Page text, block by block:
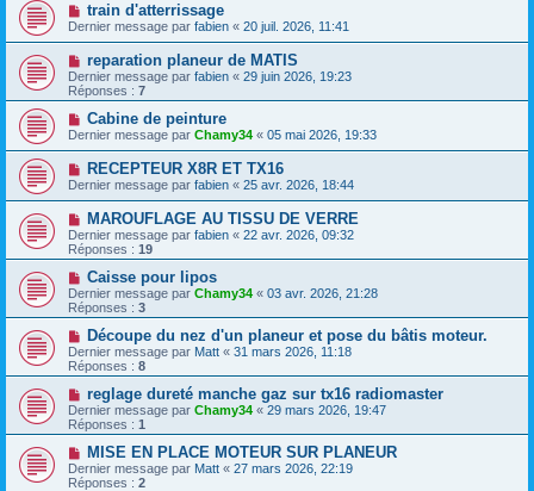
train d'atterrissage
Dernier message par fabien « 20 juil. 2026, 11:41
reparation planeur de MATIS
Dernier message par fabien « 29 juin 2026, 19:23
Réponses : 7
Cabine de peinture
Dernier message par Chamy34 « 05 mai 2026, 19:33
RECEPTEUR X8R ET TX16
Dernier message par fabien « 25 avr. 2026, 18:44
MAROUFLAGE AU TISSU DE VERRE
Dernier message par fabien « 22 avr. 2026, 09:32
Réponses : 19
Caisse pour lipos
Dernier message par Chamy34 « 03 avr. 2026, 21:28
Réponses : 3
Découpe du nez d'un planeur et pose du bâtis moteur.
Dernier message par Matt « 31 mars 2026, 11:18
Réponses : 8
reglage dureté manche gaz sur tx16 radiomaster
Dernier message par Chamy34 « 29 mars 2026, 19:47
Réponses : 1
MISE EN PLACE MOTEUR SUR PLANEUR
Dernier message par Matt « 27 mars 2026, 22:19
Réponses : 2